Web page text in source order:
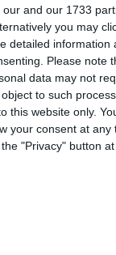
and our 1733
you may
detailed information
Please note
data may not
to such
this website only.
your consent at any
"Privacy" button